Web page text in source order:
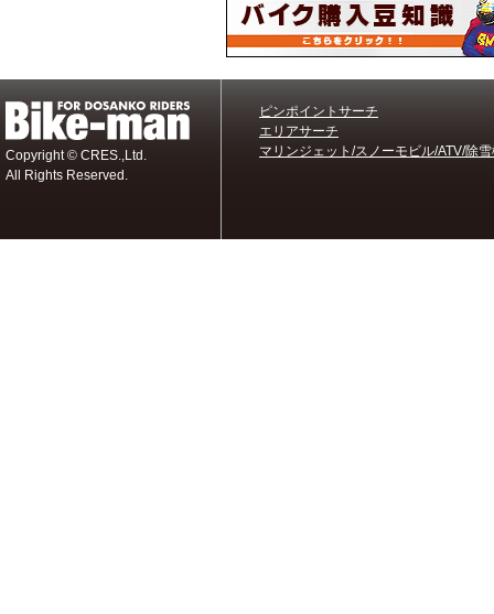
Copyright © CRES.,Ltd.
All Rights Reserved.
ピンポイントサーチ
エリアサーチ
マリンジェット/スノーモビル/ATV/除